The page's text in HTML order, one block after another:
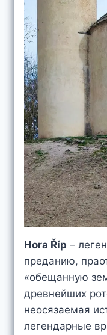
Hora Říp –
преданию,
«обещанную
древнейших
неосязаемая
легендарные